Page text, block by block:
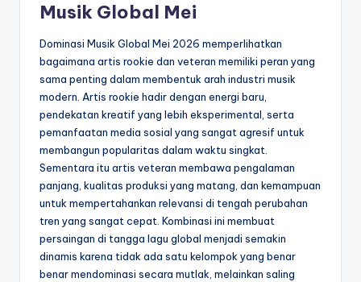
Musik Global Mei
Dominasi Musik Global Mei 2026 memperlihatkan
bagaimana artis rookie dan veteran memiliki peran yang
sama penting dalam membentuk arah industri musik
modern. Artis rookie hadir dengan energi baru,
pendekatan kreatif yang lebih eksperimental, serta
pemanfaatan media sosial yang sangat agresif untuk
membangun popularitas dalam waktu singkat.
Sementara itu artis veteran membawa pengalaman
panjang, kualitas produksi yang matang, dan kemampuan
untuk mempertahankan relevansi di tengah perubahan
tren yang sangat cepat. Kombinasi ini membuat
persaingan di tangga lagu global menjadi semakin
dinamis karena tidak ada satu kelompok yang benar
benar mendominasi secara mutlak, melainkan saling